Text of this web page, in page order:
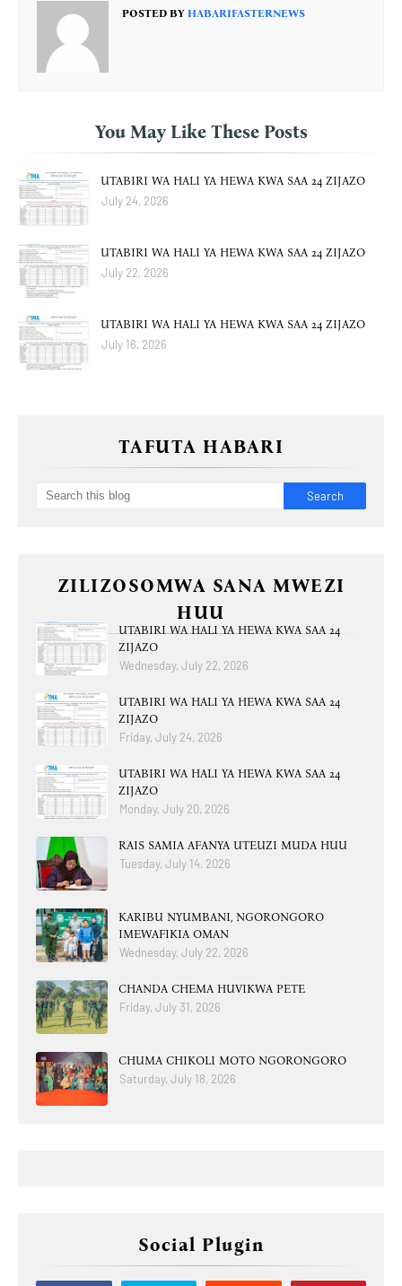
POSTED BY HABARIFASTERNEWS
You May Like These Posts
UTABIRI WA HALI YA HEWA KWA SAA 24 ZIJAZO
July 24, 2026
UTABIRI WA HALI YA HEWA KWA SAA 24 ZIJAZO
July 22, 2026
UTABIRI WA HALI YA HEWA KWA SAA 24 ZIJAZO
July 16, 2026
TAFUTA HABARI
ZILIZOSOMWA SANA MWEZI
HUU
UTABIRI WA HALI YA HEWA KWA SAA 24
ZIJAZO
Wednesday, July 22, 2026
UTABIRI WA HALI YA HEWA KWA SAA 24
ZIJAZO
Friday, July 24, 2026
UTABIRI WA HALI YA HEWA KWA SAA 24
ZIJAZO
Monday, July 20, 2026
RAIS SAMIA AFANYA UTEUZI MUDA HUU
Tuesday, July 14, 2026
KARIBU NYUMBANI, NGORONGORO
IMEWAFIKIA OMAN
Wednesday, July 22, 2026
CHANDA CHEMA HUVIKWA PETE
Friday, July 31, 2026
CHUMA CHIKOLI MOTO NGORONGORO
Saturday, July 18, 2026
Social Plugin